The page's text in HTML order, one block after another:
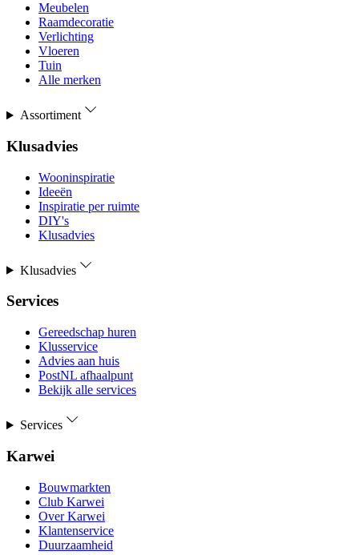
Meubelen
Raamdecoratie
Verlichting
Vloeren
Tuin
Alle merken
Assortiment
Klusadvies
Wooninspiratie
Ideeën
Inspiratie per ruimte
DIY's
Klusadvies
Klusadvies
Services
Gereedschap huren
Klusservice
Advies aan huis
PostNL afhaalpunt
Bekijk alle services
Services
Karwei
Bouwmarkten
Club Karwei
Over Karwei
Klantenservice
Duurzaamheid